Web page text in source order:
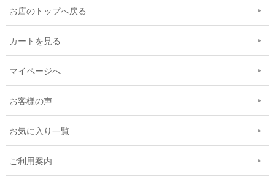
お店のトップへ戻る
カートを見る
マイページへ
お客様の声
お気に入り一覧
ご利用案内